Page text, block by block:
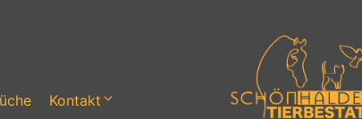
Kontakt